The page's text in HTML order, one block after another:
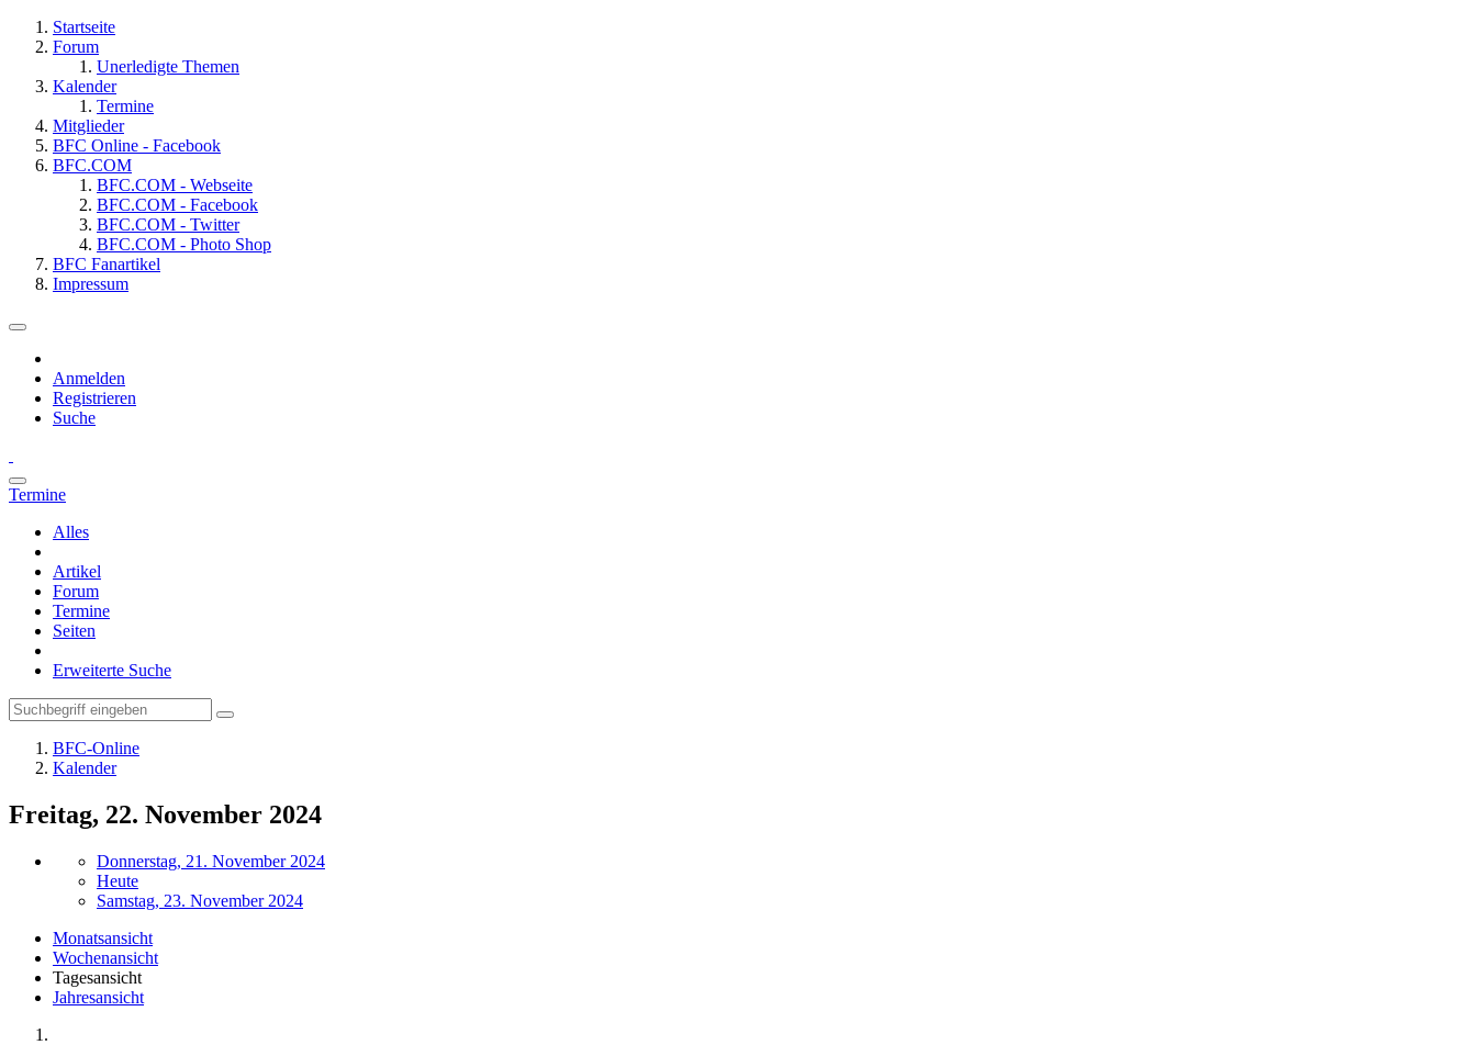
Startseite
Forum
Unerledigte Themen
Kalender
Termine
Mitglieder
BFC Online - Facebook
BFC.COM
BFC.COM - Webseite
BFC.COM - Facebook
BFC.COM - Twitter
BFC.COM - Photo Shop
BFC Fanartikel
Impressum
Anmelden
Registrieren
Suche
Termine
Alles
Artikel
Forum
Termine
Seiten
Erweiterte Suche
BFC-Online
Kalender
Freitag, 22. November 2024
Donnerstag, 21. November 2024
Heute
Samstag, 23. November 2024
Monatsansicht
Wochenansicht
Tagesansicht
Jahresansicht